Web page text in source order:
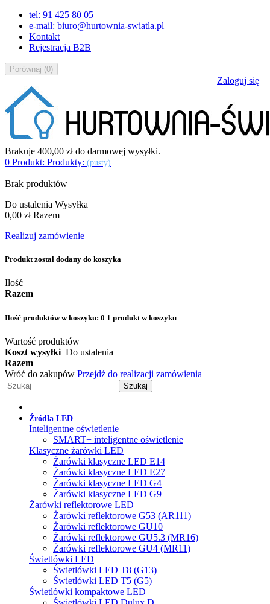
tel: 91 425 80 05
e-mail: biuro@hurtownia-swiatla.pl
Kontakt
Rejestracja B2B
Porównaj (0)
Zaloguj się
Brakuje 400,00 złdo darmowej wysyłki.
0 Produkt: Produkty: (pusty)
Brak produktów
Do ustalenia Wysyłka
0,00 zł Razem
Realizuj zamówienie
Produkt został dodany do koszyka
Ilość
Razem
Ilość produktów w koszyku: 0 1 produkt w koszyku
Wartość produktów
Koszt wysyłki Do ustalenia
Razem
Wróć do zakupów Przejdź do realizacji zamówienia
Szukaj
Źródła LED
Inteligentne oświetlenie
SMART+ inteligentne oświetlenie
Klasyczne żarówki LED
Żarówki klasyczne LED E14
Żarówki klasyczne LED E27
Żarówki klasyczne LED G4
Żarówki klasyczne LED G9
Żarówki reflektorowe LED
Żarówki reflektorowe G53 (AR111)
Żarówki reflektorowe GU10
Żarówki reflektorowe GU5.3 (MR16)
Żarówki reflektorowe GU4 (MR11)
Świetlówki LED
Świetlówki LED T8 (G13)
Świetlówki LED T5 (G5)
Świetlówki kompaktowe LED